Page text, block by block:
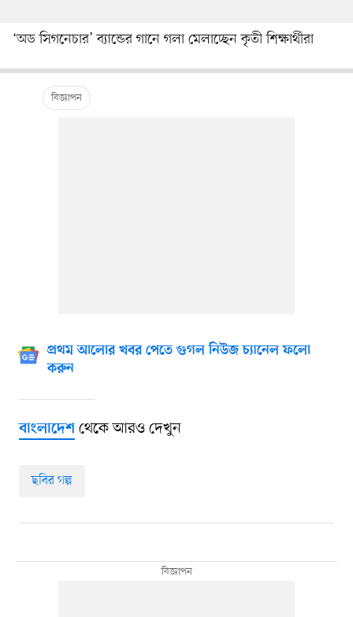
‘অড সিগনেচার’ ব্যান্ডের গানে গলা মেলাচ্ছেন কৃতী শিক্ষার্থীরা
প্রথম আলোর খবর পেতে গুগল নিউজ চ্যানেল ফলো
করুন
বাংলাদেশথেকে আরও দেখুন
ছবির গল্প